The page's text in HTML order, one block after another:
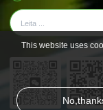
This website uses